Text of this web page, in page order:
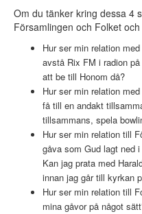
Om du tänker kring dessa 4
Församlingen och Folket
Hur ser min relation
avstå Rix FM i radion
att be till Honom då?
Hur ser min relation
få till en andakt
tillsammans, spela
Hur ser min relation till
gåva som Gud lagt ned
Kan jag prata med
innan jag går till kyrkan
Hur ser min relation till
mina gåvor på något